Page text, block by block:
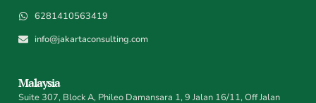
6281410563419
info@jakartaconsulting.com
Malaysia
Suite 307, Block A, Phileo Damansara 1, 9 Jalan 16/11, Off Jalan